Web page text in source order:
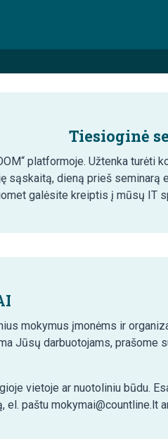
Tiesioginė
platformoje. Užtenka
sąskaitą, dieną prieš seminarą
galėsite kreiptis į mūsų IT
mokymus įmonėms ir
Jūsų darbuotojams,
vietoje ar nuotoliniu būdu.
paštu mokymai@countline.lt